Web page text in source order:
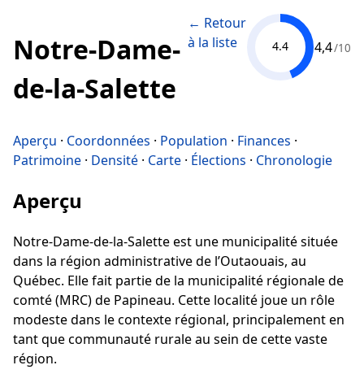
Notre-Dame-
de-la-Salette
← Retour
à la liste
4.4 4,4/10
Aperçu · Coordonnées · Population · Finances ·
Patrimoine · Densité · Carte · Élections · Chronologie
Aperçu
Notre-Dame-de-la-Salette est une municipalité située
dans la région administrative de l’Outaouais, au
Québec. Elle fait partie de la municipalité régionale de
comté (MRC) de Papineau. Cette localité joue un rôle
modeste dans le contexte régional, principalement en
tant que communauté rurale au sein de cette vaste
région.